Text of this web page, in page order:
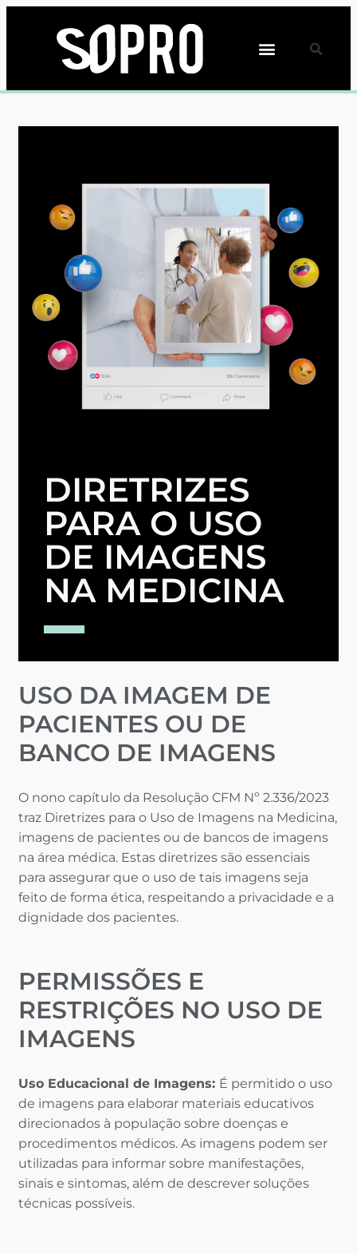
DIRETRIZES
PARA O USO
DE IMAGENS
NA MEDICINA
USO DA IMAGEM DE
PACIENTES OU DE
BANCO DE IMAGENS
O nono capítulo da Resolução CFM Nº 2.336/2023
traz Diretrizes para o Uso de Imagens na Medicina,
imagens de pacientes ou de bancos de imagens
na área médica. Estas diretrizes são essenciais
para assegurar que o uso de tais imagens seja
feito de forma ética, respeitando a privacidade e a
dignidade dos pacientes.
PERMISSÕES E
RESTRIÇÕES NO USO DE
IMAGENS
Uso Educacional de Imagens: É permitido o uso
de imagens para elaborar materiais educativos
direcionados à população sobre doenças e
procedimentos médicos. As imagens podem ser
utilizadas para informar sobre manifestações,
sinais e sintomas, além de descrever soluções
técnicas possíveis.